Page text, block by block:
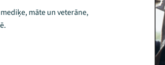
māte un veterāne,